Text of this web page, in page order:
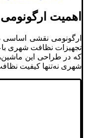
اهمیت
ارگونومی نقشی اساسی
تجهیزات نظافت شهری
که در طراحی این
شهری نه‌تنها کیفیت